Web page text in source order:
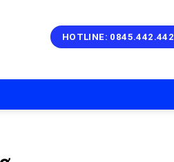
HOTLINE: 0845.442.442